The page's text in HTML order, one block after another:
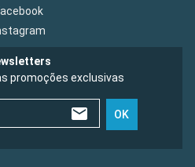
promoções exclusivas
OK